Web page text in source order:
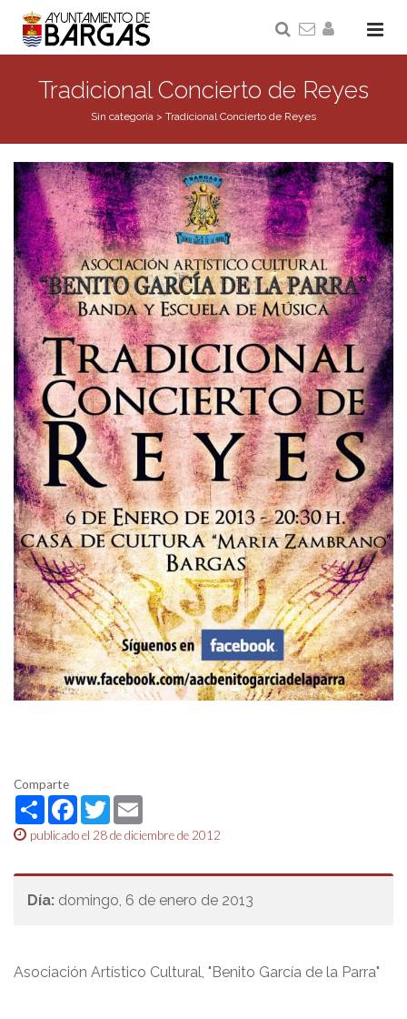
Tradicional Concierto de Reyes
Sin categoría > Tradicional Concierto de Reyes
Comparte
ShareFacebook
Twitter
publicado el 28 de diciembre de 2012
Día: domingo, 6 de enero de 2013
Asociación Artístico Cultural, "Benito García de la Parra"